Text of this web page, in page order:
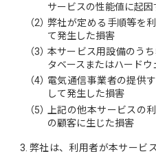
サービスの性能値に起因
（2）弊社が定める手順等を
て発生した損害
（3）本サービス用設備のう
タベースまたはハード
（4）電気通信事業者の提供
して発生した損害
（5）
上記の他本サービスの
の顧客に生じた損害
弊社は、利用者が本サービ